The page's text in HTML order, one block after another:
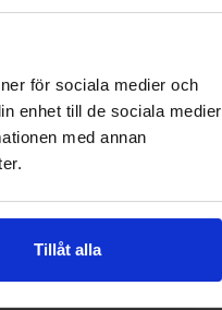
för sociala medier och
enhet till de sociala medier
med annan
Tillåt alla
i Malmö
till vår nya lagerbutik
snabbare service, gör en